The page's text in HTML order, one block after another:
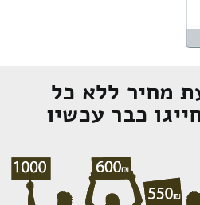
מחיר ללא כל
כבר עכשיו